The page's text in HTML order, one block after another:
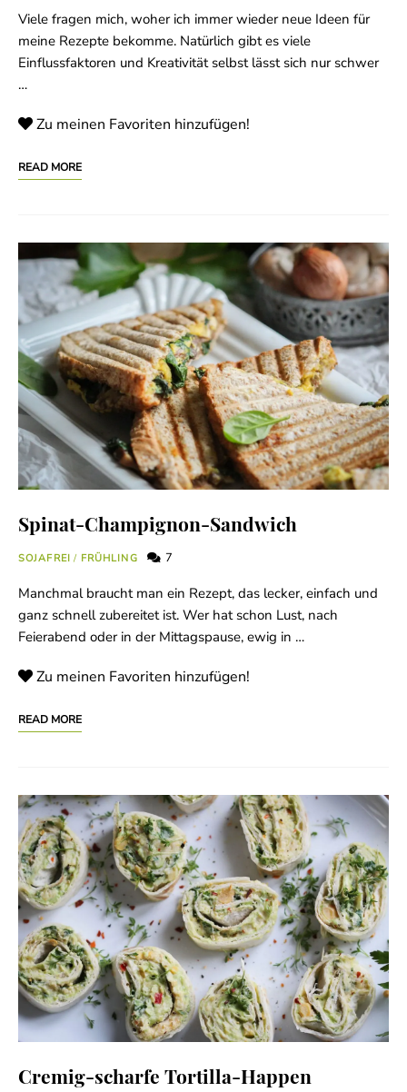
Viele fragen mich, woher ich immer wieder neue Ideen für
meine Rezepte bekomme. Natürlich gibt es viele
Einflussfaktoren und Kreativität selbst lässt sich nur schwer
…
Zu meinen Favoriten hinzufügen!
READ MORE
Spinat-Champignon-Sandwich
SOJAFREI / FRÜHLING 7
Manchmal braucht man ein Rezept, das lecker, einfach und
ganz schnell zubereitet ist. Wer hat schon Lust, nach
Feierabend oder in der Mittagspause, ewig in …
Zu meinen Favoriten hinzufügen!
READ MORE
Cremig-scharfe Tortilla-Happen